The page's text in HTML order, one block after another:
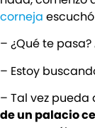
corneja
– ¿Qué te
– Estoy
– Tal vez
de un palacio